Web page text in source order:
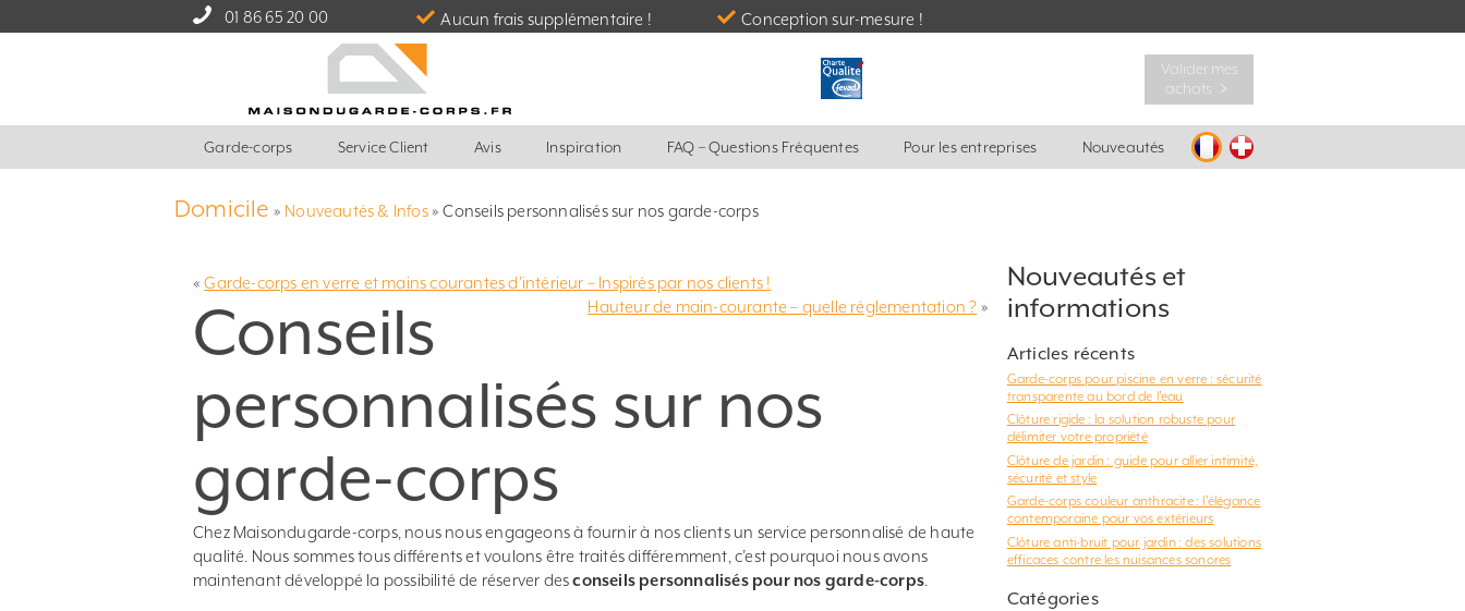
01 86 65 20 00 Aucun frais supplémentaire ! Conception sur-mesure !
Valider mes
achats ﹥
Garde-corps Service Client Avis Inspiration FAQ – Questions Fréquentes Pour les entreprises Nouveautés
Domicile » Nouveautés & Infos»Conseils personnalisés sur nos garde-corps
«Garde-corps en verre et mains courantes d’intérieur – Inspirés par nos clients !
Hauteur de main-courante – quelle réglementation ? »
Conseils
personnalisés sur nos
garde-corps
Chez Maisondugarde-corps, nous nous engageons à fournir à nos clients un service personnalisé de haute
qualité. Nous sommes tous différents et voulons être traités différemment, c’est pourquoi nous avons
maintenant développé la possibilité de réserver desconseils personnalisés pour nos garde-corps
Nouveautés et
informations
Articles récents
Garde-corps pour piscine en verre : sécurité
transparente au bord de l’eau
Clôture rigide : la solution robuste pour
délimiter votre propriété
Clôture de jardin : guide pour allier intimité,
sécurité et style
Garde-corps couleur anthracite : l’élégance
contemporaine pour vos extérieurs
Clôture anti-bruit pour jardin : des solutions
efficaces contre les nuisances sonores
Catégories